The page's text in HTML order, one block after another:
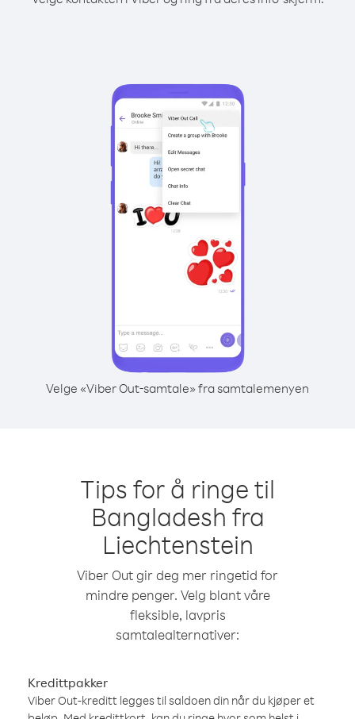
Velge «Viber Out-samtale» fra samtalemenyen
Tips for å ringe til
Bangladesh fra
Liechtenstein
Viber Out gir deg mer ringetid for
mindre penger. Velg blant våre
fleksible, lavpris
samtalealternativer:
Kredittpakker
Viber Out-kreditt legges til saldoen din når du kjøper et